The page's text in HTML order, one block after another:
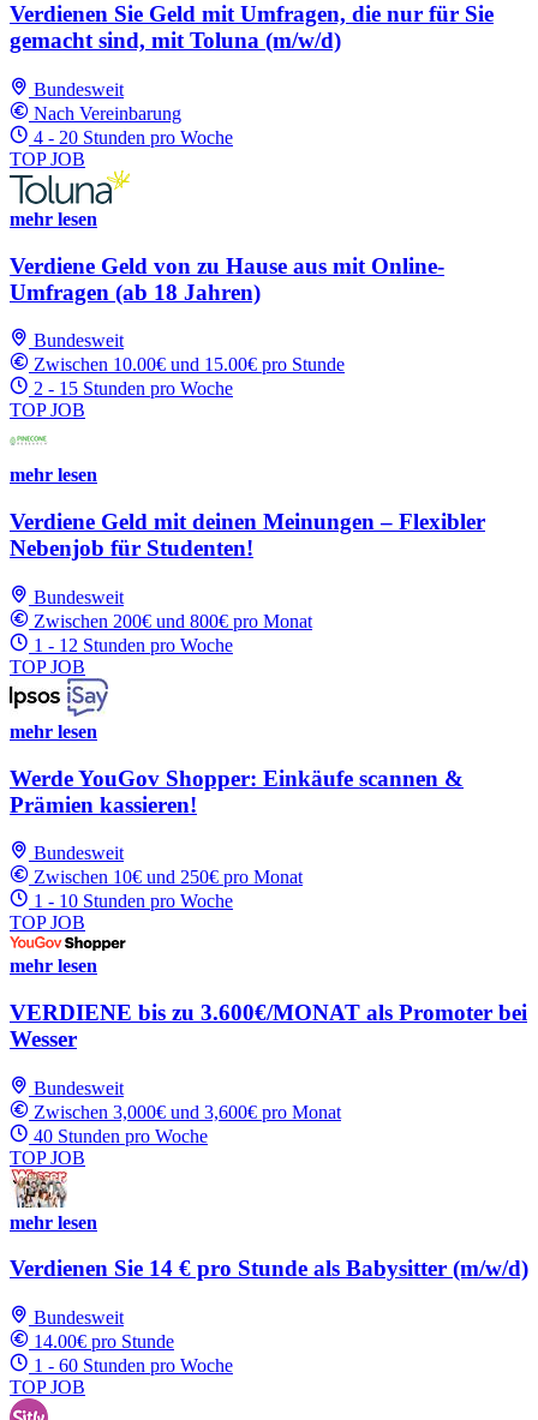
Verdienen Sie Geld mit Umfragen, die nur für Sie
gemacht sind, mit Toluna (m/w/d)
Bundesweit
Nach Vereinbarung
4 - 20 Stunden pro Woche
TOP JOB
mehr lesen
Verdiene Geld von zu Hause aus mit Online-
Umfragen (ab 18 Jahren)
Bundesweit
Zwischen 10.00€ und 15.00€ pro Stunde
2 - 15 Stunden pro Woche
TOP JOB
mehr lesen
Verdiene Geld mit deinen Meinungen – Flexibler
Nebenjob für Studenten!
Bundesweit
Zwischen 200€ und 800€ pro Monat
1 - 12 Stunden pro Woche
TOP JOB
mehr lesen
Werde YouGov Shopper: Einkäufe scannen &
Prämien kassieren!
Bundesweit
Zwischen 10€ und 250€ pro Monat
1 - 10 Stunden pro Woche
TOP JOB
mehr lesen
VERDIENE bis zu 3.600€/MONAT als Promoter bei
Wesser
Bundesweit
Zwischen 3,000€ und 3,600€ pro Monat
40 Stunden pro Woche
TOP JOB
mehr lesen
Verdienen Sie 14 € pro Stunde als Babysitter (m/w/d)
Bundesweit
14.00€ pro Stunde
1 - 60 Stunden pro Woche
TOP JOB